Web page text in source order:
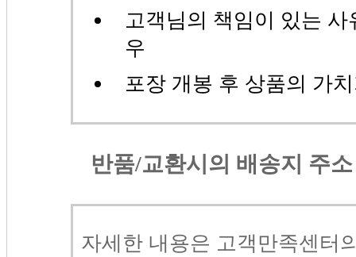
고객님의 책임이 있는
우
포장 개봉 후 상품의 가
반품/교환시의 배송지 주소
자세한 내용은 고객만족센터